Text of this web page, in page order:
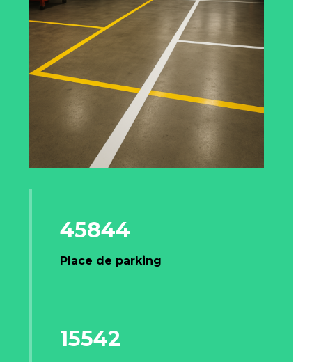
45844
Place de parking
15542